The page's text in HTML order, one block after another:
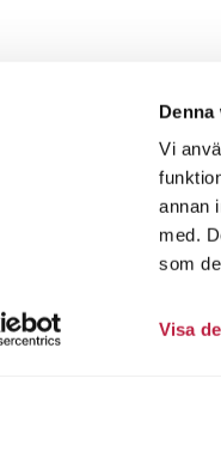
Vi
annan
med.
som
Visa